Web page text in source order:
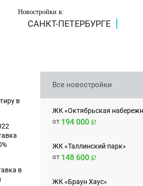
Новостройки в:
САНКТ-ПЕТЕРБУРГЕ
в
в
Все новостройки
ЖК «Октябрьская
от 194 000
ЖК «Таллинский парк»
от 148 600
ЖК «Браун Хаус»